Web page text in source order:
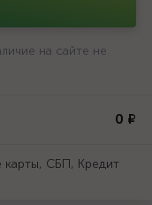
на сайте не
0 ₽
карты, СБП, Кредит